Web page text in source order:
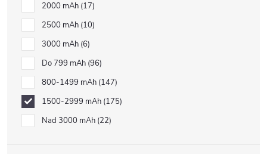
2000 mAh 17
2500 mAh 10
3000 mAh 6
Do 799 mAh 96
800-1499 mAh 147
1500-2999 mAh 175
Nad 3000 mAh 22